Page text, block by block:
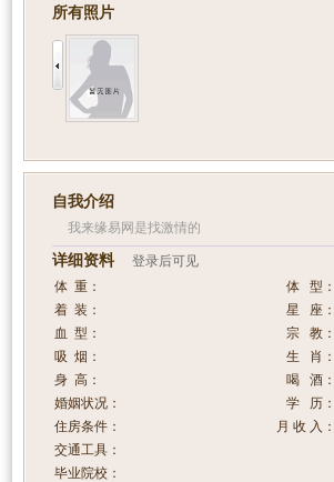
所有照片
自我介绍
我来缘易网是找激情的
详细资料 登录后可见
体 重：
体 型：
着 装：
星 座：
血 型：
宗 教：
吸 烟：
生 肖：
身 高：
喝 酒：
婚姻状况：
学 历：
住房条件：
月 收 入：
交通工具：
毕业院校：